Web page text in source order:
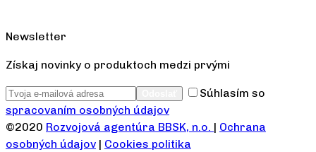
Newsletter
Získaj novinky o produktoch medzi prvými
Súhlasím so
spracovaním osobných údajov
©2020 Rozvojová agentúra BBSK, n.o. | Ochrana
osobných údajov | Cookies politika